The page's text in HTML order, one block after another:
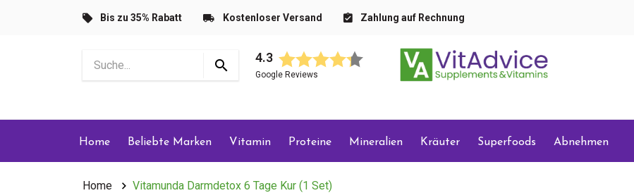
Bis zu 35% Rabatt Kostenloser Versand Zahlung auf Rechnung
4.3
Google Reviews
Home Beliebte Marken Vitamin Proteine Mineralien Kräuter Superfoods Abnehmen
Home Vitamunda Darmdetox 6 Tage Kur (1 Set)